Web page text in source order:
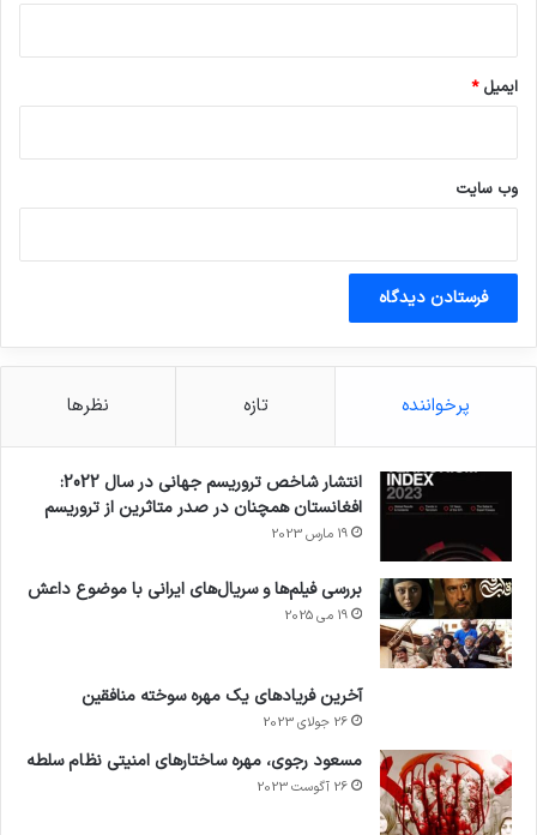
همچنین از دولت هایی که به معاهده علیه شکنجه
سندها را بدون درنگ تصویب کنند
ایمیل*
وب‌ سایت
پرخواننده تازه نظرها
انتشار شاخص تروریسم جهانی در سال 2022:
افغانستان همچنان در صدر متاثرین از تروریسم
19 مارس 2023
بررسی فیلم‌ها و سریال‌های ایرانی با موضوع داعش
19 می 2025
آخرین فریادهای یک مهره سوخته منافقین
26 جولای 2023
مسعود رجوی، مهره ساختارهای امنیتی نظام سلطه
26 آگوست 2023